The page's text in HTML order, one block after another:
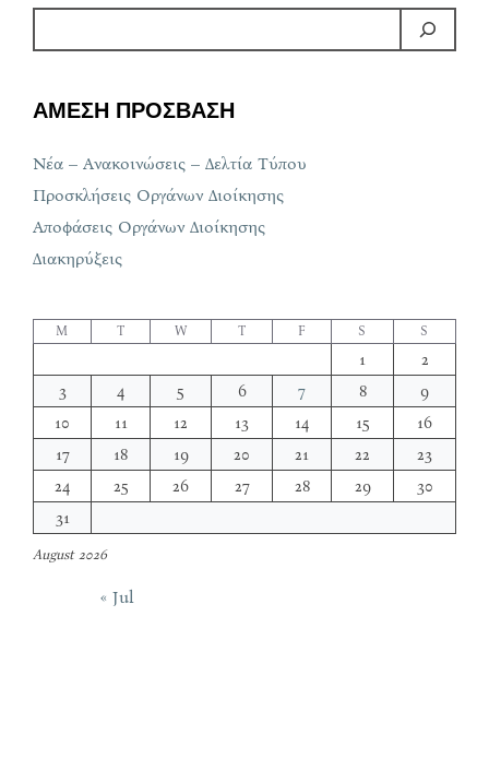
ΑΜΕΣΗ ΠΡΟΣΒΑΣΗ
Νέα – Ανακοινώσεις – Δελτία Τύπου
Προσκλήσεις Οργάνων Διοίκησης
Αποφάσεις Οργάνων Διοίκησης
Διακηρύξεις
August 2026
M T W T F S S
1
2
3
4 5 6 7 8
9
10
11 12 13 14 15
16
17
18 19 20 21 22
23
24
25 26 27 28 29
30
31
« Jul